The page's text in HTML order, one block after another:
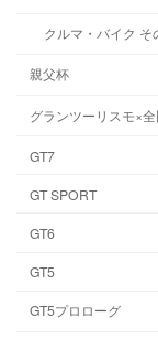
クルマ・バイク そ
親父杯
グランツーリスモ×
GT7
GT SPORT
GT6
GT5
GT5プロローグ